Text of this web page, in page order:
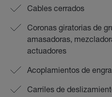
Cables cerrados
Coronas giratorias de
amasadoras,
actuadores
Acoplamientos de
Carriles de